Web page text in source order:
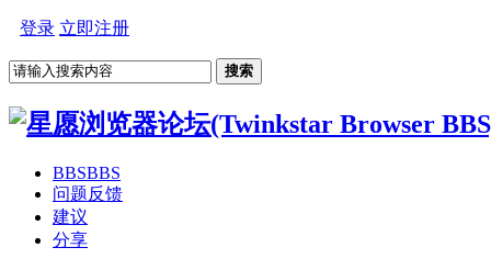
登录 立即注册
搜索
BBSBBS
问题反馈
建议
分享